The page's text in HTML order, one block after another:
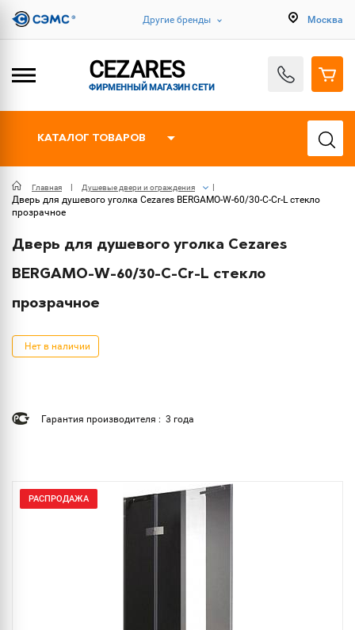
Другие бренды Москва
CEZARES
ФИРМЕННЫЙ МАГАЗИН СЕТИ
КАТАЛОГ ТОВАРОВ
Главная Душевые двери и ограждения
Дверь для душевого уголка Cezares BERGAMO-W-60/30-C-Cr-L стекло
прозрачное
Дверь для душевого уголка Cezares
BERGAMO-W-60/30-C-Cr-L стекло
прозрачное
Нет в наличии
Гарантия производителя : 3 года
РАСПРОДАЖА